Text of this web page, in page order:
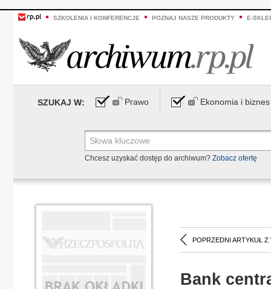
SZKOLENIA I KONFERENCJE POZNAJ NASZE PRODUKTY E-
SZUKAJ W: Prawo Ekonomia i biznes
Chcesz uzyskać dostęp do archiwum? Zobacz ofertę
POPRZEDNI ARTYKUŁ Z
Bank